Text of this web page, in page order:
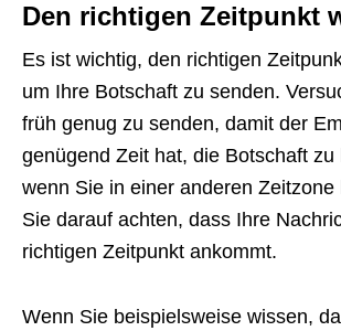
Den richtigen Zeitpunkt
Es ist wichtig, den richtigen
um Ihre Botschaft zu senden.
früh genug zu senden, damit der
genügend Zeit hat, die Botschaft zu
wenn Sie in einer anderen Zeitzone
Sie darauf achten, dass Ihre
richtigen Zeitpunkt ankommt.
Wenn Sie beispielsweise wissen,